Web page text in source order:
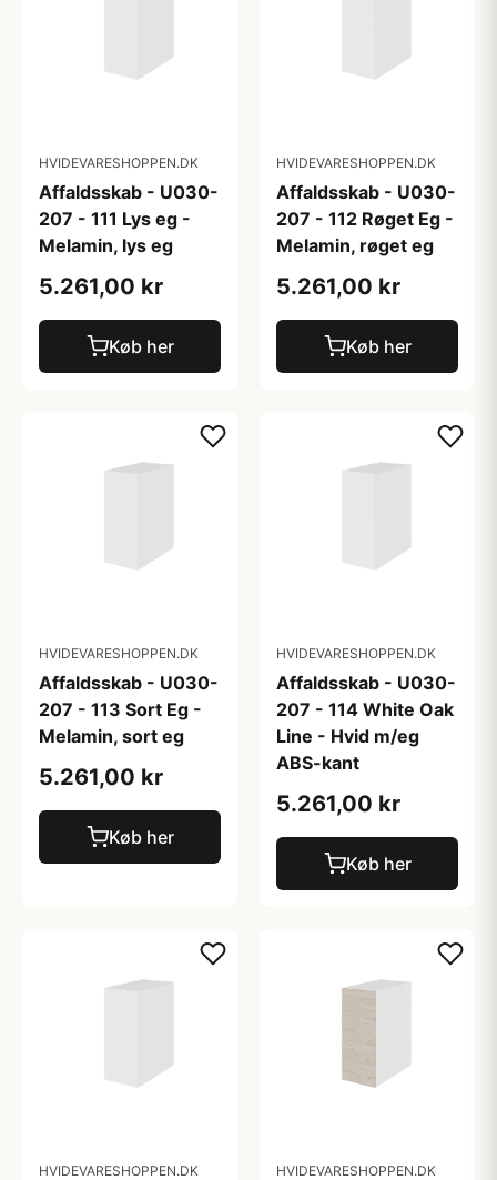
HVIDEVARESHOPPEN.DK
Affaldsskab - U030-
207 - 111 Lys eg -
Melamin, lys eg
5.261,00 kr
Køb her
HVIDEVARESHOPPEN.DK
Affaldsskab - U030-
207 - 112 Røget Eg -
Melamin, røget eg
5.261,00 kr
Køb her
HVIDEVARESHOPPEN.DK
Affaldsskab - U030-
207 - 113 Sort Eg -
Melamin, sort eg
5.261,00 kr
Køb her
HVIDEVARESHOPPEN.DK
Affaldsskab - U030-
207 - 114 White Oak
Line - Hvid m/eg
ABS-kant
5.261,00 kr
Køb her
HVIDEVARESHOPPEN.DK HVIDEVARESHOPPEN.DK